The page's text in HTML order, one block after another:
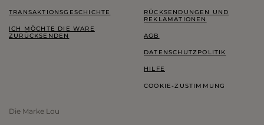
TRANSAKTIONSGESCHICHTE
ICH MÖCHTE DIE WARE
ZURÜCKSENDEN
RÜCKSENDUNGEN UND
REKLAMATIONEN
AGB
DATENSCHUTZPOLITIK
HILFE
COOKIE-ZUSTIMMUNG
Die Marke Lou